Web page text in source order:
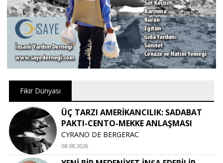
Fikir Dünyası
ÜÇ TARZI AMERİKANCILIK: SADABAT
PAKTI-CENTO-MEKKE ANLAŞMASI
CYRANO DE BERGERAC
08.08.2026